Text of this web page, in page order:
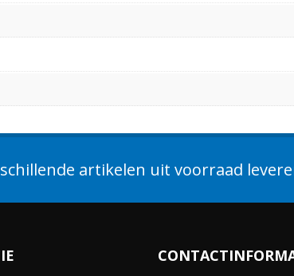
artikelen uit voorraad